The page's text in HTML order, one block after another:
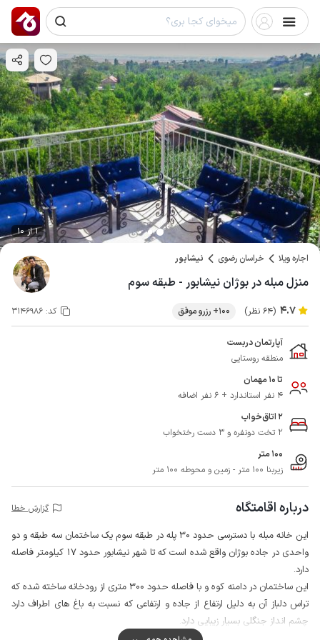
1 از 10
اجاره ویلا خراسان رضوی نیشابور
منزل مبله در بوژان نیشابور - طبقه سوم
4.7 (64 نظر) 100+ رزرو موفق کد: 3146986
آپارتمان دربست
منطقه روستایی
تا 10 مهمان
4 نفر استاندارد + 6 نفر اضافه
2 اتاق‌خواب
2 تخت دونفره و 3 دست رختخواب
100 متر
زیربنا 100 متر - زمین و محوطه 100 متر
درباره اقامتگاه گزارش خطا
این خانه مبله با دسترسی حدود 30 پله در طبقه سوم یک ساختمان سه طبقه و دو
واحدی در جاده بوژان واقع شده است که تا شهر نیشابور حدود 17 کیلومتر فاصله
دارد.
این ساختمان در دامنه کوه و با فاصله حدود 300 متری از رودخانه ساخته شده که
تراس دلباز آن به دلیل ارتفاع از جاده و ارتفاعی که نسبت به باغ های اطراف دارد
چشم انداز جنگلی بسیار زیبایی دارد.